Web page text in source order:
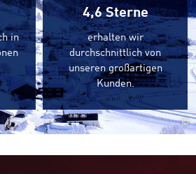
in
4,6Sterne
erhalten wir
durchschnittlich von
unseren großartigen
Kunden.
©